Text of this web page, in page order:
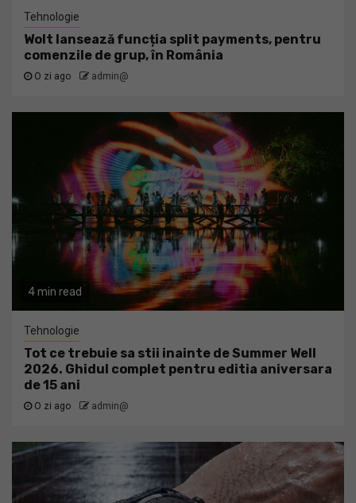
Tehnologie
Wolt lansează funcția split payments, pentru
comenzile de grup, în România
O zi ago admin@
4 min read
Tehnologie
Tot ce trebuie sa stii inainte de Summer Well
2026. Ghidul complet pentru editia aniversara
de 15 ani
O zi ago admin@